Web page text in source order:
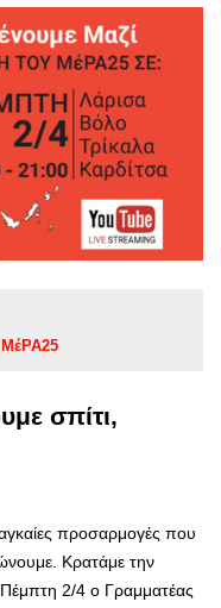
ΜέΡΑ25
σπίτι,
προσαρμογές που
Κρατάμε την
2/4 ο Γραμματέας